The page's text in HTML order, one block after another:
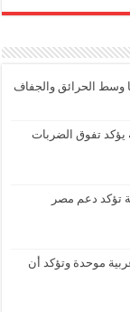
وسط الحرائق والجفاف
يؤكد تفوق الضربات
تؤكد دعم مصر
موحدة وتؤكد أن